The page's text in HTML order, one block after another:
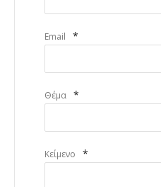
Email *
Θέμα *
Κείμενο *